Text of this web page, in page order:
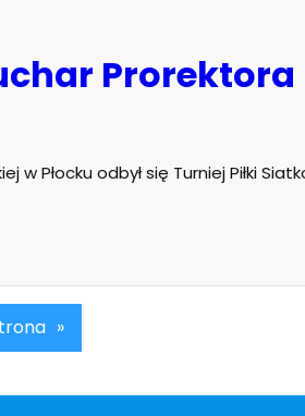
Prorektora
Płocku odbył się Turniej Piłki
»